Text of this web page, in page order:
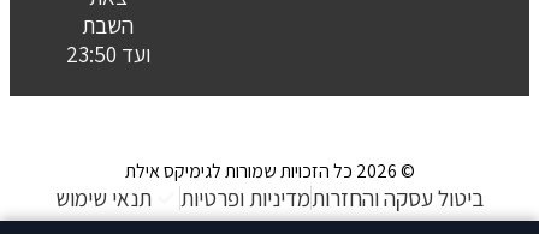
השבת
ועד 23:50
© 2026 כל הזכויות שמורות לגימיקס אילת
ביטול עסקה והחזרותמדיניות ופרטיות תנאי שימוש